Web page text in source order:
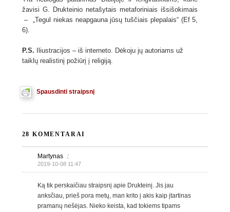
žavisi G. Drukteinio netašytais metaforiniais išsišokimais
– „Tegul niekas neapgauna jūsų tuščiais plepalais“ (Ef 5,
6).
P.S. Iliustracijos – iš interneto. Dėkoju jų autoriams už
taiklų realistinį požiūrį į religiją.
Spausdinti straipsnį
28 KOMENTARAI
Martynas :
2019-10-08 11:47
Ką tik perskaičiau straipsnį apie Drukteinį. Jis jau
anksčiau, prieš pora metų, man krito į akis kaip įtartinas
pramanų nešėjas. Nieko keista, kad tokiems tipams